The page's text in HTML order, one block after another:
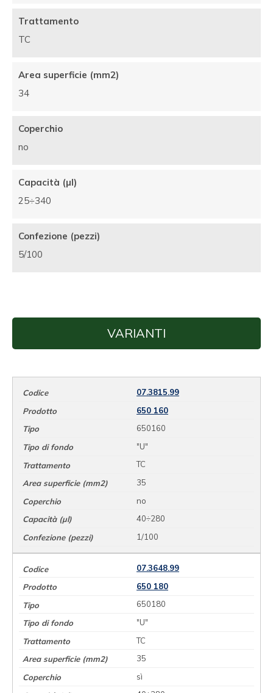
Trattamento
TC
Area superficie (mm2)
34
Coperchio
no
Capacità (µl)
25÷340
Confezione (pezzi)
5/100
VARIANTI
07.3815.99
650 160
650160
"U"
TC
35
no
40÷280
1/100
07.3648.99
650 180
650180
"U"
TC
35
sì